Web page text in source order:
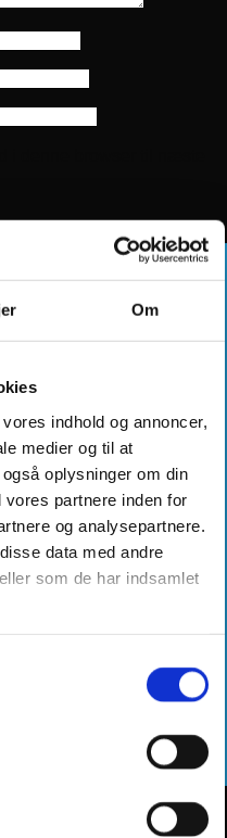
Om
indhold og annoncer,
medier og til at
oplysninger om din
partnere inden for
og analysepartnere.
data med andre
som de har indsamlet